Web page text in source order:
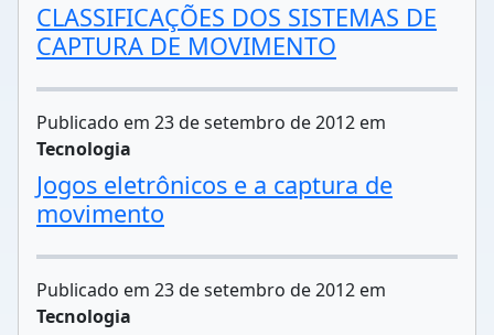
CLASSIFICAÇÕES DOS SISTEMAS DE
CAPTURA DE MOVIMENTO
Publicado em 23 de setembro de 2012 em
Tecnologia
Jogos eletrônicos e a captura de
movimento
Publicado em 23 de setembro de 2012 em
Tecnologia